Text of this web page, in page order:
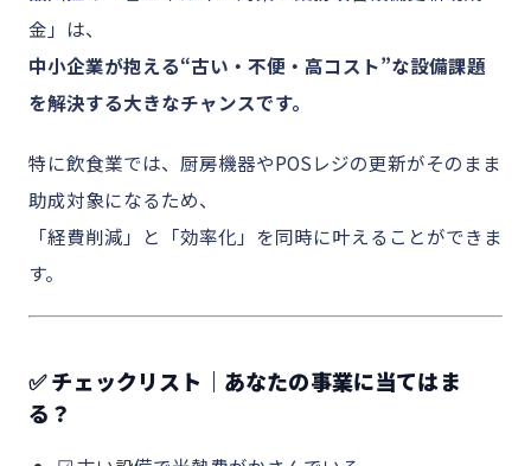
金」は、
中小企業が抱える“古い・不便・高コスト”な設備課題
を解決する大きなチャンスです。
特に飲食業では、厨房機器やPOSレジの更新がそのまま
助成対象になるため、
「経費削減」と「効率化」を同時に叶えることができま
す。
✅ チェックリスト｜あなたの事業に当てはま
る？